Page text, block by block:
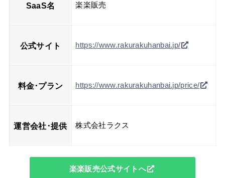
SaaS名 楽楽販売
公式サイト https://www.rakurakuhanbai.jp/
料金･プラン https://www.rakurakuhanbai.jp/price/
運営会社･提供 株式会社ラクス
楽楽販売公式サイトへ